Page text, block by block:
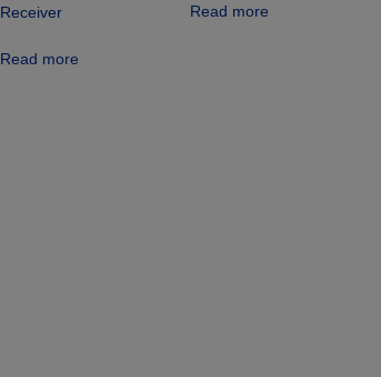
Receiver
Read more
Read more